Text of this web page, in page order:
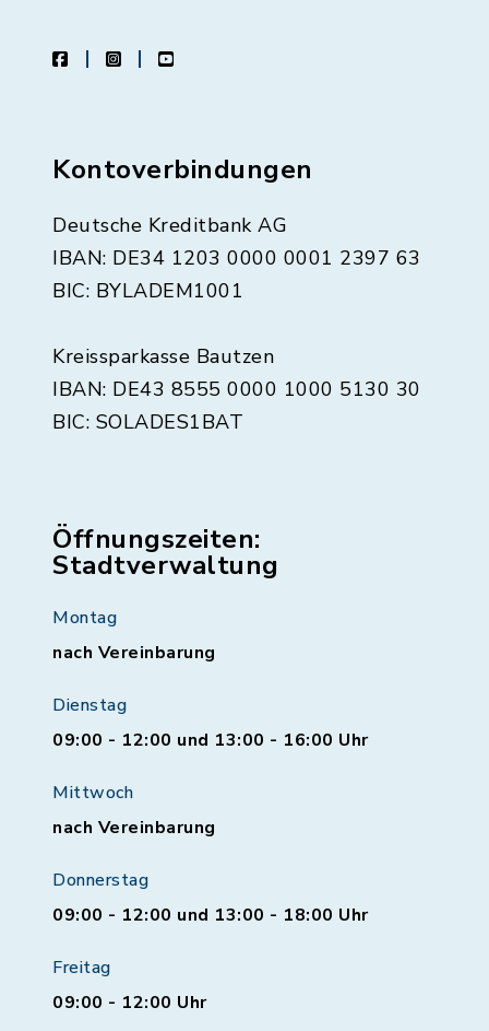
facebookinstagramyoutube
Kontoverbindungen
Deutsche Kreditbank AG
IBAN: DE34 1203 0000 0001 2397 63
BIC: BYLADEM1001
Kreissparkasse Bautzen
IBAN: DE43 8555 0000 1000 5130 30
BIC: SOLADES1BAT
Öffnungszeiten:
Stadtverwaltung
Montag
nach Vereinbarung
Dienstag
09:00 - 12:00 und 13:00 - 16:00 Uhr
Mittwoch
nach Vereinbarung
Donnerstag
09:00 - 12:00 und 13:00 - 18:00 Uhr
Freitag
09:00 - 12:00 Uhr